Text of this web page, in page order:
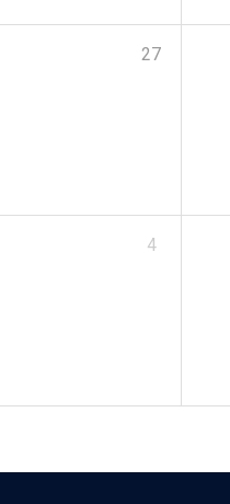
27
4